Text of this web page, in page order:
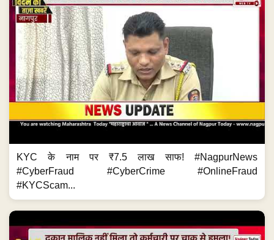
KYC के नाम पर ₹7.5 लाख साफ! #NagpurNews
#CyberFraud #CyberCrime #OnlineFraud
#KYCScam...